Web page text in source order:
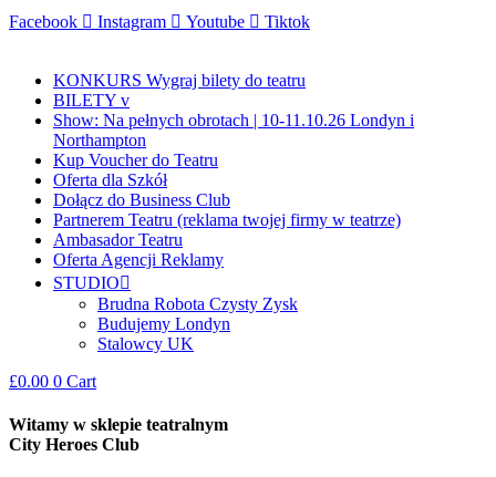
Facebook Instagram Youtube Tiktok
KONKURS Wygraj bilety do teatru
BILETY v
Show: Na pełnych obrotach | 10-11.10.26 Londyn i
Northampton
Kup Voucher do Teatru
Oferta dla Szkół
Dołącz do Business Club
Partnerem Teatru (reklama twojej firmy w teatrze)
Ambasador Teatru
Oferta Agencji Reklamy
STUDIO
Brudna Robota Czysty Zysk
Budujemy Londyn
Stalowcy UK
£0.00 0 Cart
Witamy w sklepie teatralnym
City Heroes Club